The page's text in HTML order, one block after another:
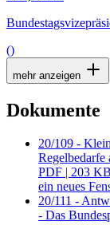
()
mehr anzeigen
Dokumente
20/109 -
PDF | 203
ein neues
20/111 -
- Das